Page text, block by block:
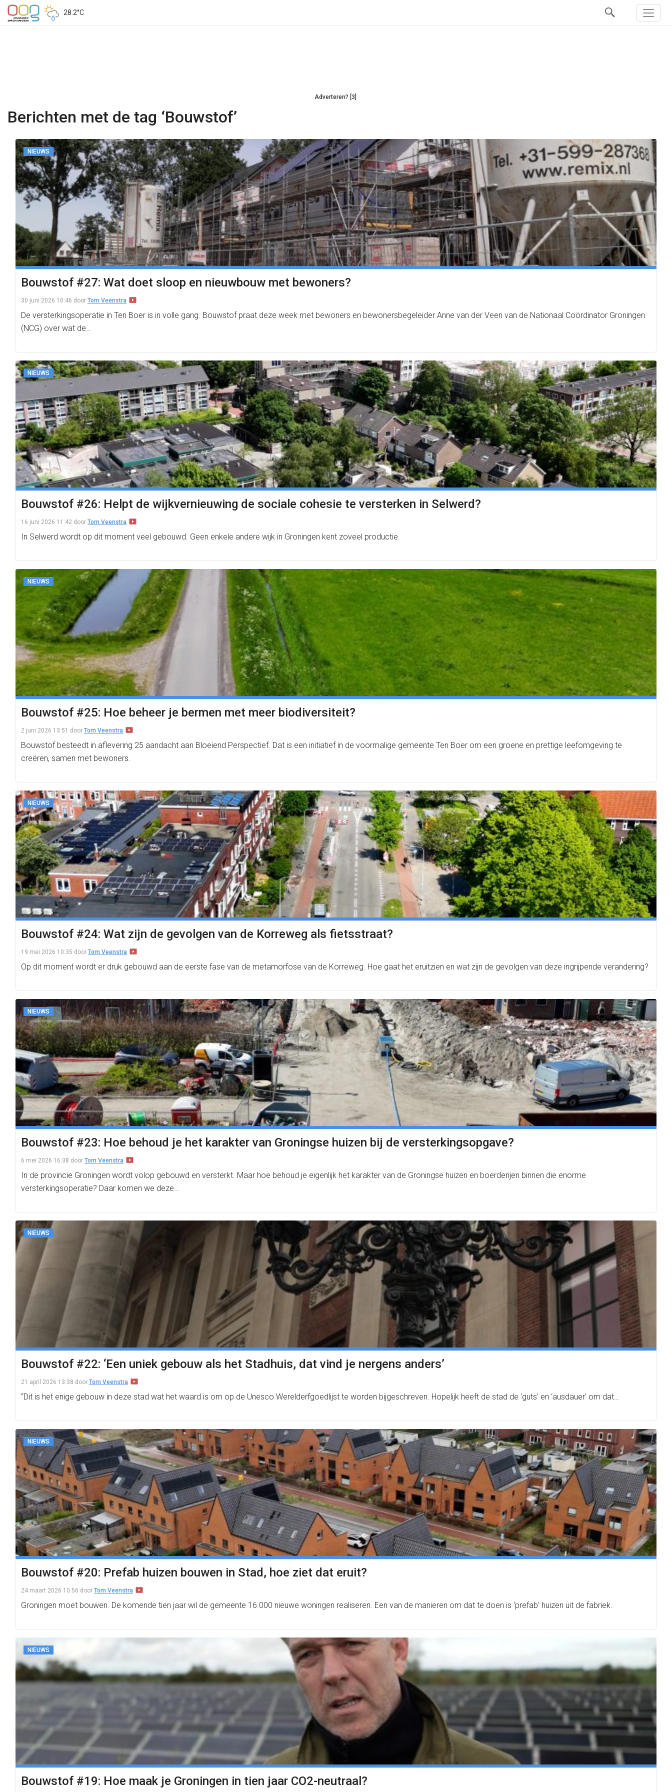
28.2°C
Adverteren? [3]
Berichten met de tag ‘Bouwstof’
NIEUWS
Bouwstof #27: Wat doet sloop en nieuwbouw met bewoners?
30 juni 2026 10:46 door Tom Veenstra
De versterkingsoperatie in Ten Boer is in volle gang. Bouwstof praat deze week met bewoners en bewonersbegeleider Anne van der Veen van de Nationaal Coördinator Groningen
(NCG) over wat de…
NIEUWS
Bouwstof #26: Helpt de wijkvernieuwing de sociale cohesie te versterken in Selwerd?
16 juni 2026 11:42 door Tom Veenstra
In Selwerd wordt op dit moment veel gebouwd. Geen enkele andere wijk in Groningen kent zoveel productie.
NIEUWS
Bouwstof #25: Hoe beheer je bermen met meer biodiversiteit?
2 juni 2026 13:51 door Tom Veenstra
Bouwstof besteedt in aflevering 25 aandacht aan Bloeiend Perspectief. Dat is een initiatief in de voormalige gemeente Ten Boer om een groene en prettige leefomgeving te
creëren, samen met bewoners.
NIEUWS
Bouwstof #24: Wat zijn de gevolgen van de Korreweg als fietsstraat?
19 mei 2026 10:35 door Tom Veenstra
Op dit moment wordt er druk gebouwd aan de eerste fase van de metamorfose van de Korreweg. Hoe gaat het eruitzien en wat zijn de gevolgen van deze ingrijpende verandering?
NIEUWS
Bouwstof #23: Hoe behoud je het karakter van Groningse huizen bij de versterkingsopgave?
6 mei 2026 16:38 door Tom Veenstra
In de provincie Groningen wordt volop gebouwd en versterkt. Maar hoe behoud je eigenlijk het karakter van de Groningse huizen en boerderijen binnen die enorme
versterkingsoperatie? Daar komen we deze…
NIEUWS
Bouwstof #22: ‘Een uniek gebouw als het Stadhuis, dat vind je nergens anders’
21 april 2026 13:38 door Tom Veenstra
“Dit is het enige gebouw in deze stad wat het waard is om op de Unesco Werelderfgoedlijst te worden bijgeschreven. Hopelijk heeft de stad de ‘guts’ en ‘ausdauer’ om dat…
NIEUWS
Bouwstof #20: Prefab huizen bouwen in Stad, hoe ziet dat eruit?
24 maart 2026 10:56 door Tom Veenstra
Groningen moet bouwen. De komende tien jaar wil de gemeente 16.000 nieuwe woningen realiseren. Een van de manieren om dat te doen is ‘prefab’ huizen uit de fabriek.
NIEUWS
Bouwstof #19: Hoe maak je Groningen in tien jaar CO2-neutraal?